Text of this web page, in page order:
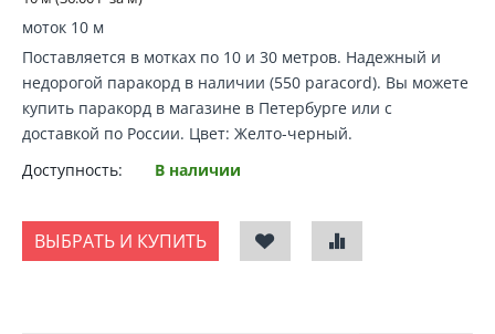
моток 10 м
Поставляется в мотках по 10 и 30 метров. Надежный и
недорогой паракорд в наличии (550 paracord). Вы можете
купить паракорд в магазине в Петербурге или с
доставкой по России. Цвет: Желто-черный.
Доступность:
В наличии
ВЫБРАТЬ И КУПИТЬ